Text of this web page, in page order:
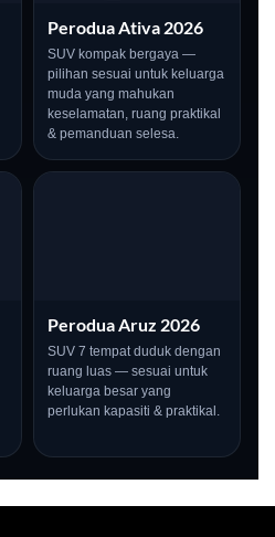
Perodua Ativa 2026
SUV kompak bergaya —
pilihan sesuai untuk keluarga
muda yang mahukan
keselamatan, ruang praktikal
& pemanduan selesa.
Perodua Aruz 2026
SUV 7 tempat duduk dengan
ruang luas — sesuai untuk
keluarga besar yang
perlukan kapasiti & praktikal.